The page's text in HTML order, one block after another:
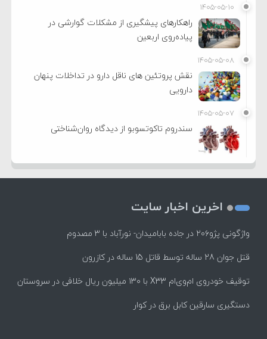
۱۴۰۵-۰۵-۱۰
راهکارهای پیشگیری از مشکلات گوارشی در
پیاده‌روی اربعین
۱۴۰۵-۰۵-۰۸
نقش پروتئین های ناقل دارو در تداخلات پنهان
دارویی
۱۴۰۵-۰۵-۰۷
سندروم تاکوتسوبو از دیدگاه روان‌شناختی
اخرین اخبار سایت
واژگونی پژو۲۰۶ در جاده بابامیدان- نورآباد با ۳ مصدوم
قتل جوان 28 ساله توسط قاتل 15 ساله در کازرون
توقیف خودروی ام‌وی‌ام X33 با ۱۳۰ میلیون ریال خلافی در سروستان
دستگیری سارقین کابل برق در کوار